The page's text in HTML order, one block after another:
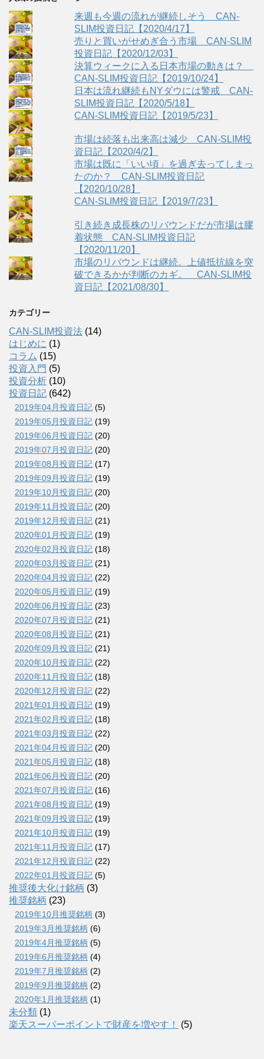
来週も今週の流れが継続しそう CAN-
SLIM投資日記【2020/4/17】
売りと買いがせめぎ合う市場 CAN-SLIM
投資日記【2020/12/03】
決算ウィークに入る日本市場の動きは？
CAN-SLIM投資日記【2019/10/24】
日本は流れ継続もNYダウには警戒 CAN-
SLIM投資日記【2020/5/18】
CAN-SLIM投資日記【2019/5/23】
市場は続落も出来高は減少 CAN-SLIM投
資日記【2020/4/2】
市場は既に「いい頃」を過ぎ去ってしまっ
たのか？ CAN-SLIM投資日記
【2020/10/28】
CAN-SLIM投資日記【2019/7/23】
引き続き成長株のリバウンドだが市場は膠
着状態 CAN-SLIM投資日記
【2020/11/20】
市場のリバウンドは継続。上値抵抗線を突
破できるかが判断のカギ。 CAN-SLIM投
資日記【2021/08/30】
カテゴリー
CAN-SLIM投資法 (14)
はじめに (1)
コラム (15)
投資入門 (5)
投資分析 (10)
投資日記 (642)
2019年04月投資日記 (5)
2019年05月投資日記 (19)
2019年06月投資日記 (20)
2019年07月投資日記 (20)
2019年08月投資日記 (17)
2019年09月投資日記 (19)
2019年10月投資日記 (20)
2019年11月投資日記 (20)
2019年12月投資日記 (21)
2020年01月投資日記 (19)
2020年02月投資日記 (18)
2020年03月投資日記 (21)
2020年04月投資日記 (22)
2020年05月投資日記 (19)
2020年06月投資日記 (23)
2020年07月投資日記 (21)
2020年08月投資日記 (21)
2020年09月投資日記 (21)
2020年10月投資日記 (22)
2020年11月投資日記 (18)
2020年12月投資日記 (22)
2021年01月投資日記 (19)
2021年02月投資日記 (18)
2021年03月投資日記 (22)
2021年04月投資日記 (20)
2021年05月投資日記 (18)
2021年06月投資日記 (20)
2021年07月投資日記 (16)
2021年08月投資日記 (19)
2021年09月投資日記 (19)
2021年10月投資日記 (19)
2021年11月投資日記 (17)
2021年12月投資日記 (22)
2022年01月投資日記 (5)
推奨後大化け銘柄 (3)
推奨銘柄 (23)
2019年10月推奨銘柄 (3)
2019年3月推奨銘柄 (6)
2019年4月推奨銘柄 (5)
2019年6月推奨銘柄 (4)
2019年7月推奨銘柄 (2)
2019年9月推奨銘柄 (2)
2020年1月推奨銘柄 (1)
未分類 (1)
楽天スーパーポイントで財産を増やす！
(5)